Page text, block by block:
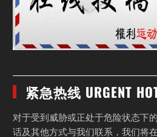
紧急热线 URGENT
对于受到威胁或正处于危险状态下
话及其他方式与我们联系，我们将